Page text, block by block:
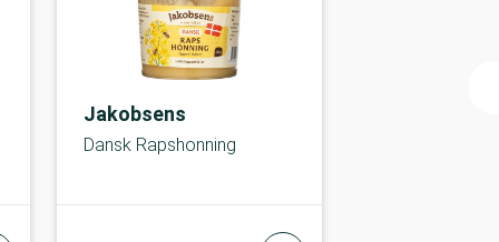
Jakobsens
Dansk Rapshonning